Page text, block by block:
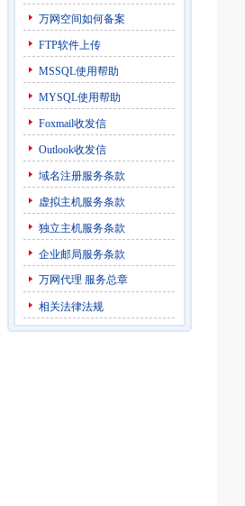
万网空间如何备案
FTP软件上传
MSSQL使用帮助
MYSQL使用帮助
Foxmail收发信
Outlook收发信
域名注册服务条款
虚拟主机服务条款
独立主机服务条款
企业邮局服务条款
万网代理 服务总章
相关法律法规